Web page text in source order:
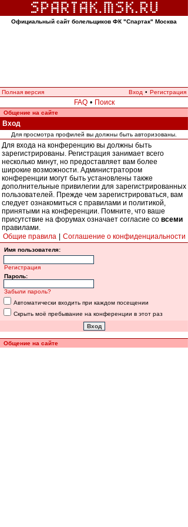
Официальный сайт болельщиков ФК "Спартак" Москва
Полная версия Вход • Регистрация
FAQ • Поиск
Общение на сайте
Вход
Для просмотра профилей вы должны быть авторизованы.
Для входа на конференцию вы должны быть
зарегистрированы. Регистрация занимает всего
несколько минут, но предоставляет вам более
широкие возможности. Администратором
конференции могут быть установлены также
дополнительные привилегии для зарегистрированных
пользователей. Прежде чем зарегистрироваться, вам
следует ознакомиться с правилами и политикой,
принятыми на конференции. Помните, что ваше
присутствие на форумах означает согласие со всеми
правилами.
Общие правила
Соглашение о конфиденциальности
Имя пользователя:
Регистрация
Пароль:
Забыли пароль?
Автоматически входить при каждом посещении
Скрыть моё пребывание на конференции в этот раз
Общение на сайте